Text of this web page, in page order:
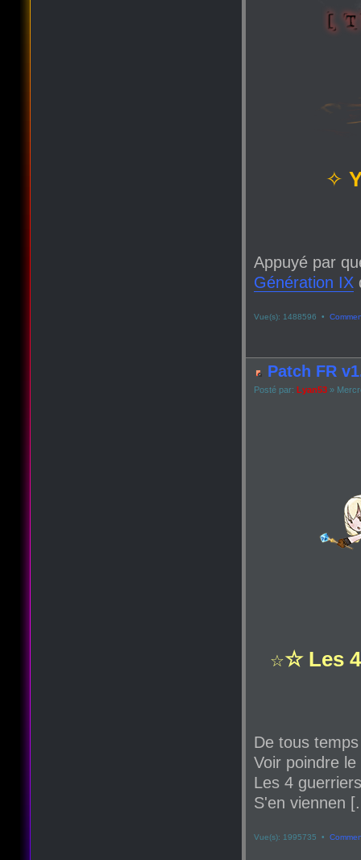
✧
Appuyé par
Génération IX
Vue(s): 1488596 •
Patch FR
Posté par: Lyan53 »
☆☆ Les
De tous
Voir poindre
Les 4
S'en viennen
Vue(s): 1995735 •